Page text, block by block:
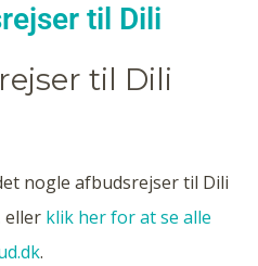
til Dili
til Dili
nogle afbudsrejser til Dili
eller klik her for at se alle
.